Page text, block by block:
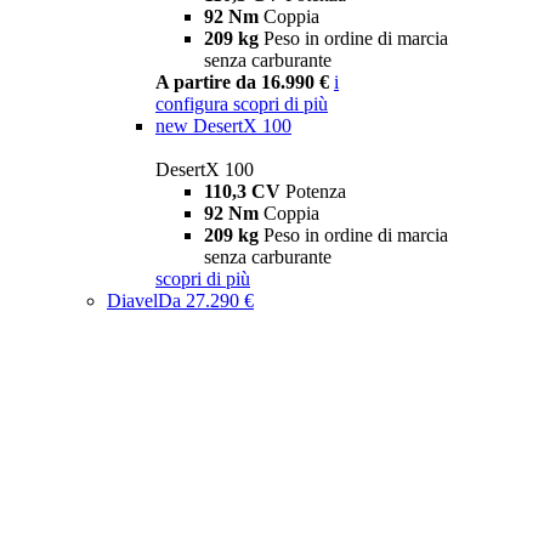
92 Nm Coppia
209 kg Peso in ordine di marcia
senza carburante
A partire da 16.990 € i
configura scopri di più
new DesertX 100
DesertX 100
110,3 CV Potenza
92 Nm Coppia
209 kg Peso in ordine di marcia
senza carburante
scopri di più
DiavelDa 27.290 €